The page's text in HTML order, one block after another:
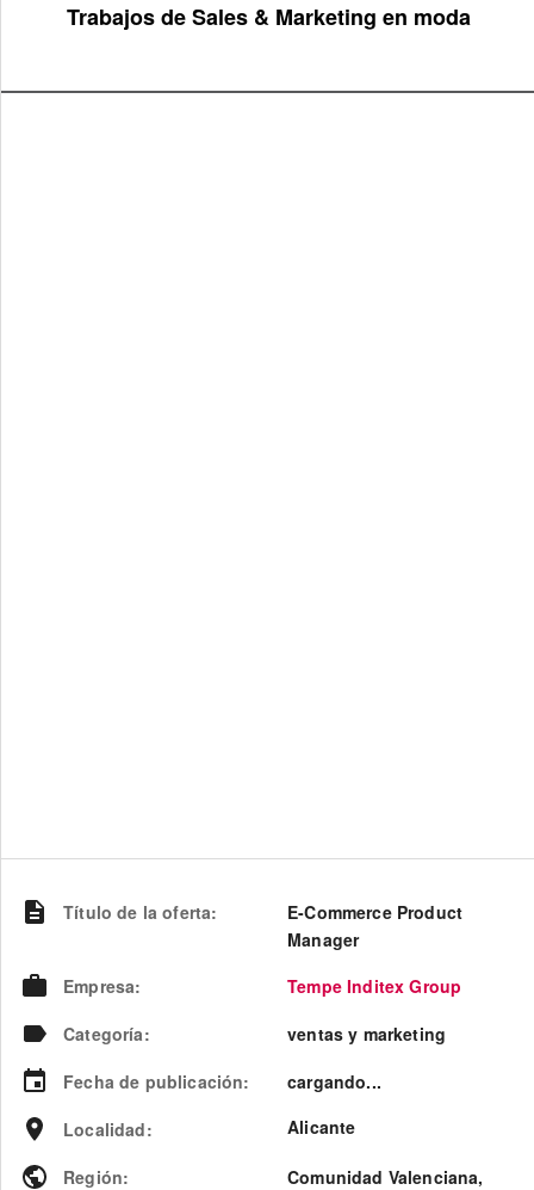
Trabajos de Sales & Marketing en moda
Título de la oferta:
E-Commerce Product
Manager
Empresa:
Tempe Inditex Group
Categoría:
ventas y marketing
Fecha de publicación:
cargando...
Localidad: Alicante
Región: Comunidad Valenciana,